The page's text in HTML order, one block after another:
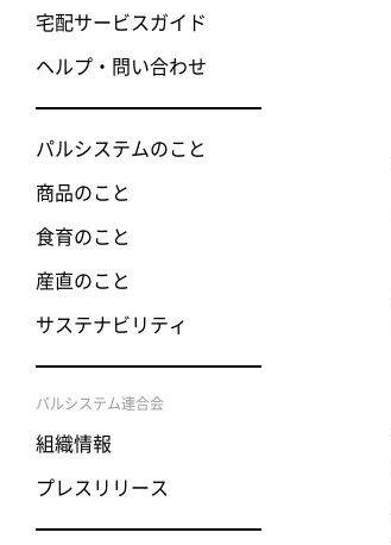
宅配サービスガイド
ヘルプ・問い合わせ
パルシステムのこと
商品のこと
食育のこと
産直のこと
サステナビリティ
パルシステム連合会
組織情報
プレスリリース